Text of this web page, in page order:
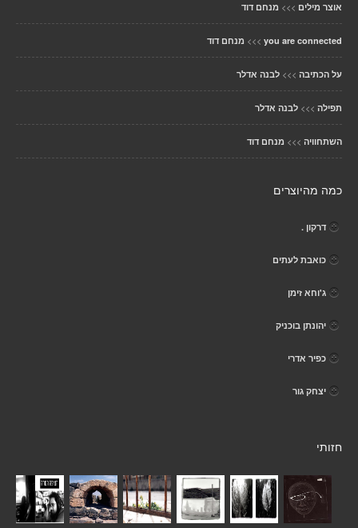
אוצר מילים >>> מנחם דוד
you are connected
>>> מנחם דוד
על הכתיבה >>> לבנה אדלר
תפילה >>> לבנה אדלר
השתחוויה >>> מנחם דוד
כמה מהיוצרים
דרקון .
כואבת לעתים
ג'וחא זימן
יהונתן בוכניק
כפיר אדרי
יצחק גור
חזותי